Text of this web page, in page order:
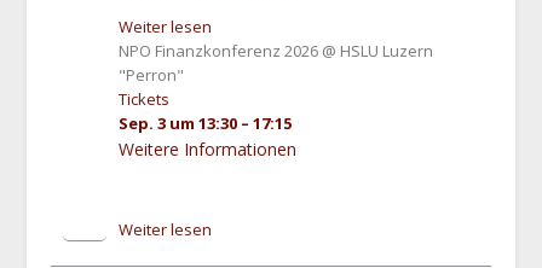
Weiter lesen
NPO Finanzkonferenz 2026 @ HSLU Luzern
"Perron"
Tickets
Sep. 3 um 13:30 – 17:15
Weitere Informationen
Weiter lesen